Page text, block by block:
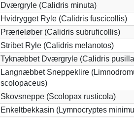
Dværgryle (Calidris minuta)
Hvidrygget Ryle (Calidris fuscicollis)
Prærieløber (Calidris subruficollis)
Stribet Ryle (Calidris melanotos)
Tyknæbbet Dværgryle (Calidris
Langnæbbet Sneppeklire
scolopaceus)
Skovsneppe (Scolopax rusticola)
Enkeltbekkasin (Lymnocryptes